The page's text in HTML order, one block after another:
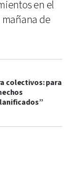
en el
de
colectivos: para